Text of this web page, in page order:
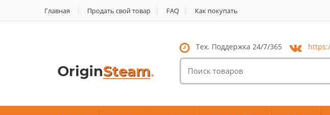
Главная Продать свой товар FAQ Как покупать
Тех. Поддержка 24/7/365
Поиск
товаров: